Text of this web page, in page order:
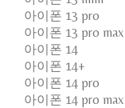
아이폰 13 pro
아이폰 13 pro max
아이폰 14
아이폰 14+
아이폰 14 pro
아이폰 14 pro max